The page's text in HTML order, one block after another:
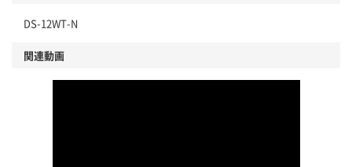
DS-12WT-N
関連動画